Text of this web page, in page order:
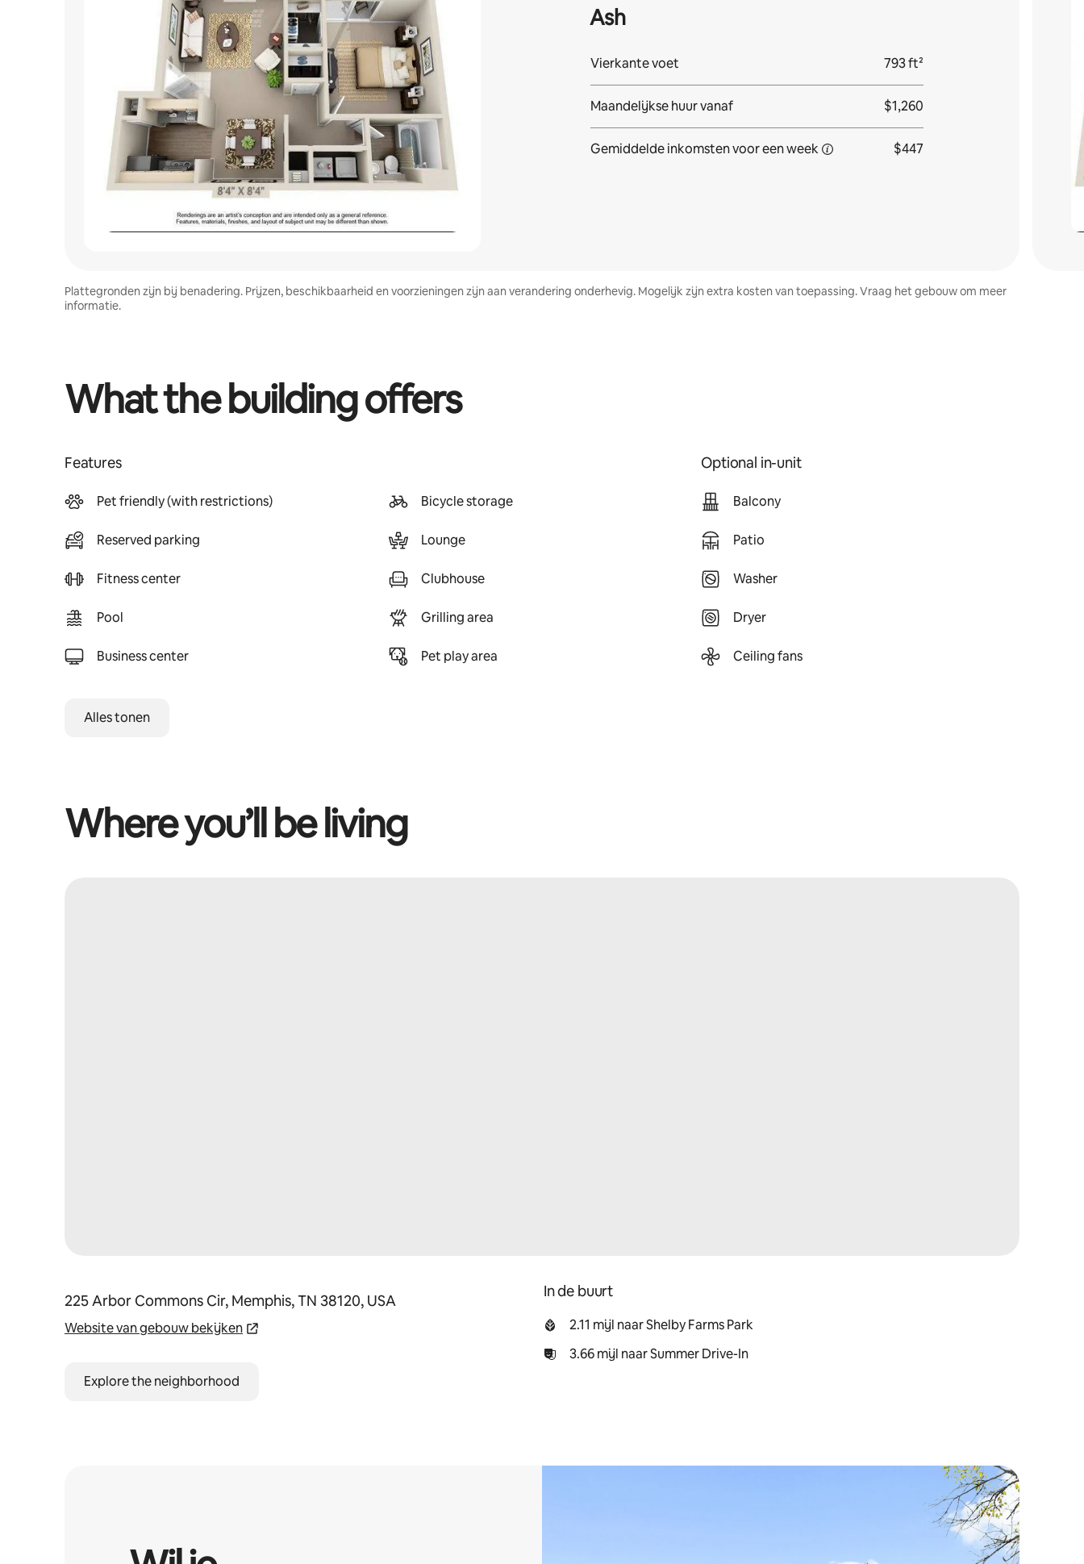
Ash
Vierkante voet 793 ft²
Maandelijkse huur vanaf $1,260
Gemiddelde inkomsten vooreen week $447
Plattegronden zijn bij benadering. Prijzen, beschikbaarheid en voorzieningen zijn aan verandering onderhevig. Mogelijk zijn extra kosten van toepassing. Vraag het gebouw om meer
informatie.
What the building offers
Features
Pet friendly (with restrictions)
Reserved parking
Fitness center
Pool
Business center
Bicycle storage
Lounge
Clubhouse
Grilling area
Pet play area
Optional in-unit
Balcony
Patio
Washer
Dryer
Ceiling fans
Alles tonen
Where you’ll be living
225 Arbor Commons Cir, Memphis, TN 38120, USA
Website van gebouw bekijken
Explore the neighborhood
In de buurt
2.11 mijl naar Shelby Farms Park
3.66 mijl naar Summer Drive-In